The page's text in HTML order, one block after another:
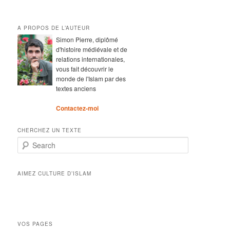
A PROPOS DE L’AUTEUR
Simon Pierre, diplômé
d'histoire médiévale et de
relations internationales,
vous fait découvrir le
monde de l'Islam par des
textes anciens
Contactez-moi
CHERCHEZ UN TEXTE
Search
AIMEZ CULTURE D’ISLAM
VOS PAGES